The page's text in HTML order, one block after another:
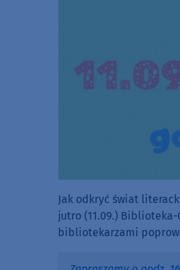
Jak odkryć świat
jutro (11.09.)
bibliotekarzami